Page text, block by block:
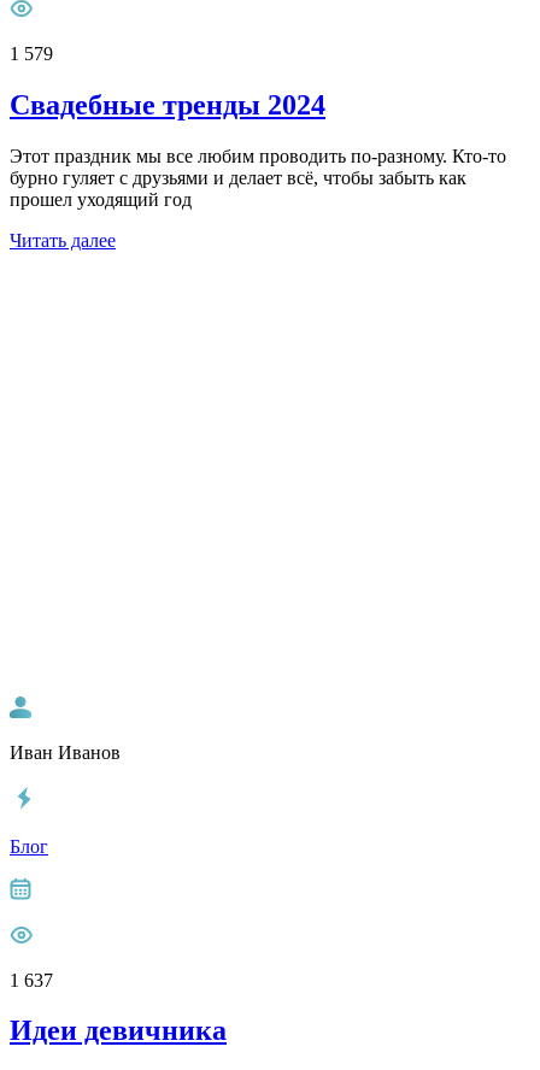
1 579
Свадебные тренды 2024
Этот праздник мы все любим проводить по-разному. Кто-то
бурно гуляет с друзьями и делает всё, чтобы забыть как
прошел уходящий год
Читать далее
Иван Иванов
Блог
1 637
Идеи девичника